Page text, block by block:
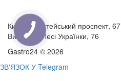
Київ, Берестейський проспект, 67
Вишневе, Лесі Українки, 76
Gastro24 © 2026
ЗВ'ЯЗОК У Telegram